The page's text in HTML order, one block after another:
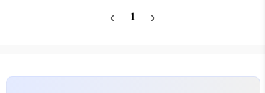
http://wiki.vctec.co.kr/devboard/mbed 하위 페이지 나열
navigate_before 1 navigate_next